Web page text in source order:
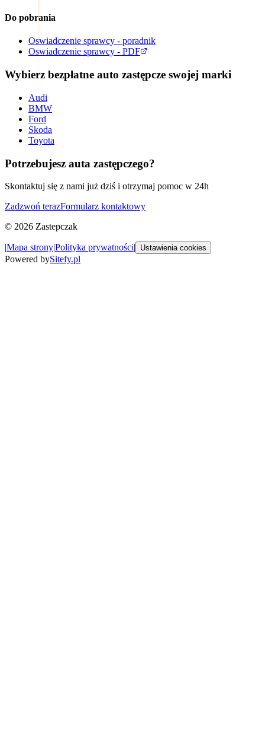
Do pobrania
Oswiadczenie sprawcy - poradnik
Oswiadczenie sprawcy - PDF
Wybierz bezpłatne auto zastępcze swojej marki
Audi
BMW
Ford
Skoda
Toyota
Potrzebujesz auta zastępczego?
Skontaktuj się z nami już dziś i otrzymaj pomoc w 24h
Zadzwoń terazFormularz kontaktowy
© 2026 Zastepczak
|Mapa strony|Polityka prywatności| Ustawienia cookies
Powered bySitefy.pl